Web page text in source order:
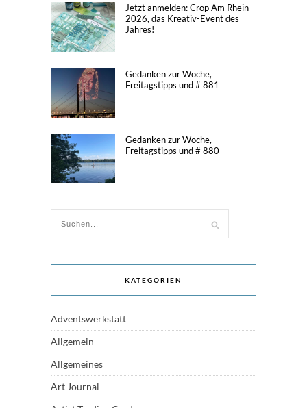
Jetzt anmelden: Crop Am Rhein
2026, das Kreativ-Event des
Jahres!
Gedanken zur Woche,
Freitagstipps und # 881
Gedanken zur Woche,
Freitagstipps und # 880
KATEGORIEN
Adventswerkstatt
Allgemein
Allgemeines
Art Journal